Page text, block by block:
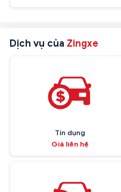
Dịch vụ của Zingxe
Tín dụng
Giá liên hệ